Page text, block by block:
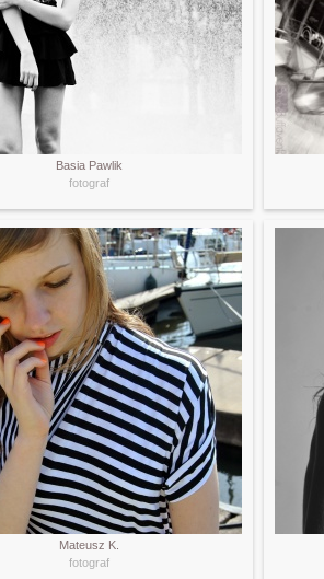
Basia Pawlik
fotograf
Mateusz K.
fotograf